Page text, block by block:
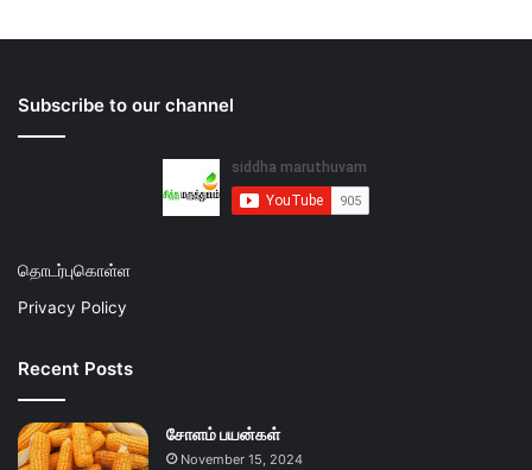
Subscribe to our channel
தொடர்புகொள்ள
Privacy Policy
Recent Posts
சோளம் பயன்கள்
November 15, 2024